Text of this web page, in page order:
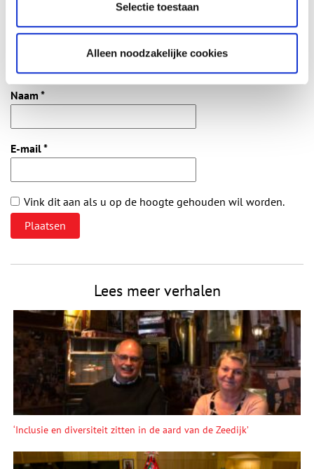
Selectie toestaan
Alleen noodzakelijke cookies
Vereiste velden zijn gemarkeerd met *. Het e-mailadres wordt niet
gepubliceerd.
Naam *
E-mail*
Vink dit aan als u op de hoogte gehouden wil worden.
Lees meer verhalen
‘Inclusie en diversiteit zitten in de aard van de Zeedijk’